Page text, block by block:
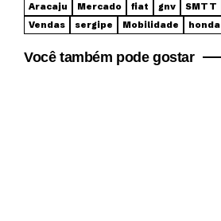
Aracaju
Mercado fiat gnv SMTT
Vendas
sergipe Mobilidade honda
Você também pode gostar